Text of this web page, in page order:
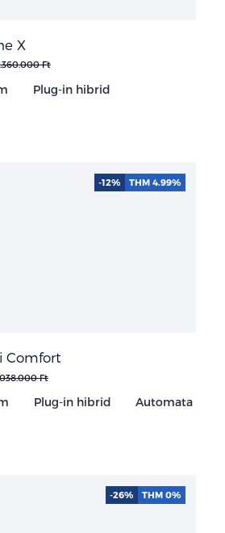
X
Ft
Plug-in hibrid
Comfort
Ft
Plug-in hibrid
Automata
-12% THM 4.99%
-26% THM 0%